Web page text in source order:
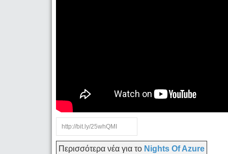
Περισσότερα νέα για το Nights Of Azure